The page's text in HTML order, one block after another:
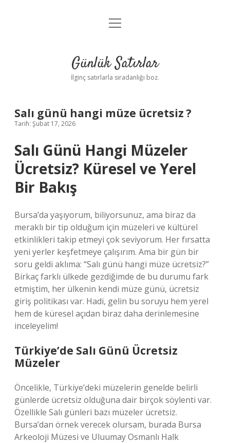
Anasayfa
Yasal Uyarı
menüyü
Günlük Satırlar
İlginç satırlarla sıradanlığı boz.
Salı günü hangi müze ücretsiz ?
Tarih: Şubat 17, 2026
Salı Günü Hangi Müzeler
Ücretsiz? Küresel ve Yerel
Bir Bakış
Bursa’da yaşıyorum, biliyorsunuz, ama biraz da
meraklı bir tip olduğum için müzeleri ve kültürel
etkinlikleri takip etmeyi çok seviyorum. Her fırsatta
yeni yerler keşfetmeye çalışırım. Ama bir gün bir
soru geldi aklıma: “Salı günü hangi müze ücretsiz?”
Birkaç farklı ülkede gezdiğimde de bu durumu fark
etmiştim, her ülkenin kendi müze günü, ücretsiz
giriş politikası var. Hadi, gelin bu soruyu hem yerel
hem de küresel açıdan biraz daha derinlemesine
inceleyelim!
Türkiye’de Salı Günü Ücretsiz
Müzeler
Öncelikle, Türkiye’deki müzelerin genelde belirli
günlerde ücretsiz olduğuna dair birçok söylenti var.
Özellikle Salı günleri bazı müzeler ücretsiz.
Bursa’dan örnek verecek olursam, burada Bursa
Arkeoloji Müzesi ve Uluumay Osmanlı Halk